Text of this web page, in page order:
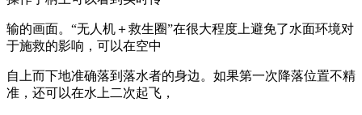
输的画面。“无人机＋救生圈”在很大程度上避免了水面环境对
于施救的影响，可以在空中
自上而下地准确落到落水者的身边。如果第一次降落位置不精
准，还可以在水上二次起飞，